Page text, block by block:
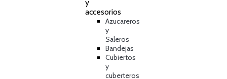
y
accesorios
Azucareros
y
Saleros
Bandejas
Cubiertos
y
cuberteros